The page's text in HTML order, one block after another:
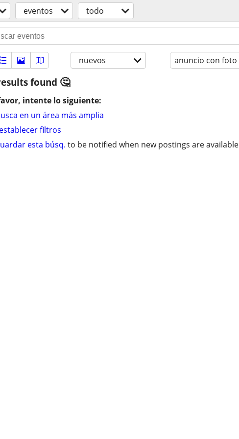
eventos todo
nuevos anuncio con foto
found
intente lo siguiente:
en un área más amplia
filtros
esta búsq. to be notified when new postings are available